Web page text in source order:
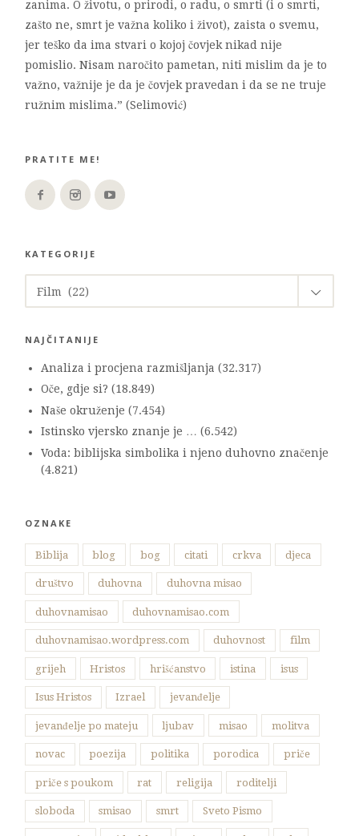
zanima. O životu, o prirodi, o radu, o smrti (i o smrti,
zašto ne, smrt je važna koliko i život), zaista o svemu,
jer teško da ima stvari o kojoj čovjek nikad nije
pomislio. Nisam naročito pametan, niti mislim da je to
važno, važnije je da je čovjek pravedan i da se ne truje
ružnim mislima.” (Selimović)
PRATITE ME!
KATEGORIJE
Film (22)
NAJČITANIJE
Analiza i procjena razmišljanja (32.317)
Oče, gdje si? (18.849)
Naše okruženje (7.454)
Istinsko vjersko znanje je … (6.542)
Voda: biblijska simbolika i njeno duhovno značenje
(4.821)
OZNAKE
Biblija blog bog citati crkva djeca
društvo duhovna duhovna misao
duhovnamisao duhovnamisao.com
duhovnamisao.wordpress.com duhovnost film
grijeh Hristos hrišćanstvo istina isus
Isus Hristos Izrael jevanđelje
jevanđelje po mateju ljubav misao molitva
novac poezija politika porodica priče
priče s poukom rat religija roditelji
sloboda smisao smrt Sveto Pismo